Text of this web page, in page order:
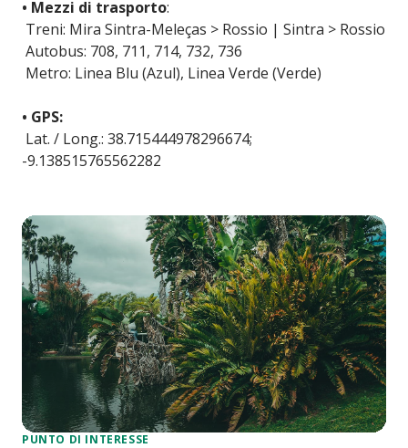
• Mezzi di trasporto:
Treni: Mira Sintra-Meleças > Rossio | Sintra > Rossio
Autobus: 708, 711, 714, 732, 736
Metro: Linea Blu (Azul), Linea Verde (Verde)
• GPS:
Lat. / Long.: 38.715444978296674;
-9.138515765562282
PUNTO DI INTERESSE